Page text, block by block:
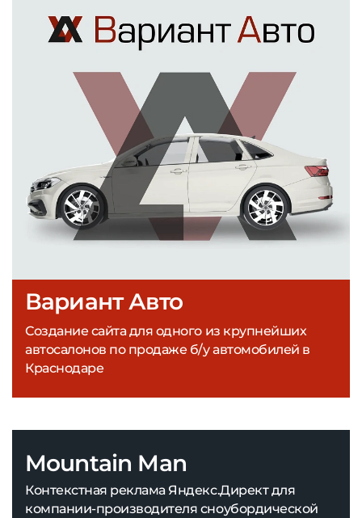
Вариант Авто
Создание сайта для одного из крупнейших
автосалонов по продаже б/у автомобилей в
Краснодаре
Mountain Man
Контекстная реклама Яндекс.Директ для
компании-производителя сноубордической